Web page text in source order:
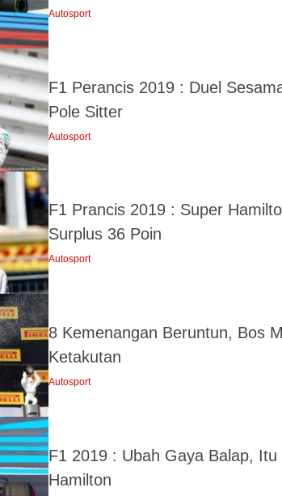
Autosport
F1 Perancis 2019 : Duel
Pole Sitter
Autosport
F1 Prancis 2019 : Super
Surplus 36 Poin
Autosport
8 Kemenangan Beruntun, Bos
Ketakutan
Autosport
F1 2019 : Ubah Gaya Balap,
Hamilton